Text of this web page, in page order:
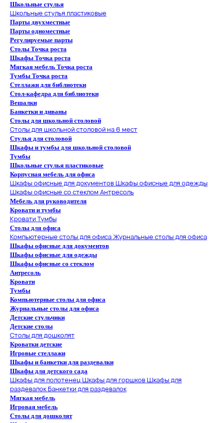
Школьные стулья
Школьные стулья пластиковые
Парты двухместные
Парты одноместные
Регулируемые парты
Столы Точка роста
Шкафы Точка роста
Мягкая мебель Точка роста
Тумбы Точка роста
Стеллажи для библиотеки
Стол-кафедра для библиотеки
Вешалки
Банкетки и диваны
Столы для школьной столовой
Столы для школьной столовой на 6 мест
Стулья для столовой
Шкафы и тумбы для школьной столовой
Тумбы
Школьные стулья пластиковые
Корпусная мебель для офиса
Шкафы офисные для документовШкафы офисные для одежды
Шкафы офисные со стеклом Антресоль
Мебель для руководителя
Кровати и тумбы
КроватиТумбы
Столы для офиса
Компьютерные столы для офисаЖурнальные столы для офиса
Шкафы офисные для документов
Шкафы офисные для одежды
Шкафы офисные со стеклом
Антресоль
Кровати
Тумбы
Компьютерные столы для офиса
Журнальные столы для офиса
Детские стульчики
Детские столы
Столы для дошколят
Кроватки детские
Игровые стеллажи
Шкафы и банкетки для раздевалки
Шкафы для детского сада
Шкафы для полотенецШкафы для горшковШкафы для
раздевалокБанкетки для раздевалок
Мягкая мебель
Игровая мебель
Столы для дошколят